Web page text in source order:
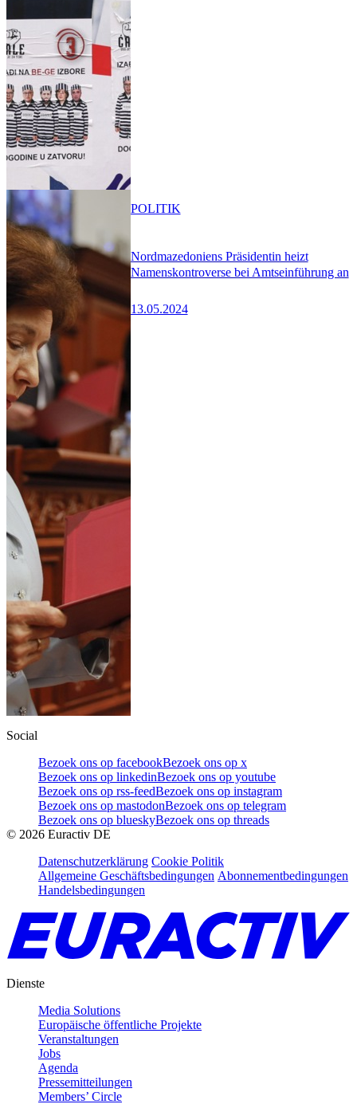
Nordmazedoniens Präsidentin heizt
Namenskontroverse bei Amtseinführung an
13.05.2024
POLITIK
Social
Bezoek ons op facebookBezoek ons op x
Bezoek ons op linkedinBezoek ons op youtube
Bezoek ons op rss-feedBezoek ons op instagram
Bezoek ons op mastodonBezoek ons op telegram
Bezoek ons op blueskyBezoek ons op threads
© 2026 Euractiv DE
Datenschutzerklärung Cookie Politik
Allgemeine Geschäftsbedingungen Abonnementbedingungen
Handelsbedingungen
Dienste
Media Solutions
Europäische öffentliche Projekte
Veranstaltungen
Jobs
Agenda
Pressemitteilungen
Members’ Circle